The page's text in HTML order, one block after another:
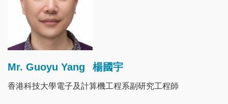
Mr. Guoyu Yang 楊國宇
香港科技大學電子及計算機工程系副研究工程師